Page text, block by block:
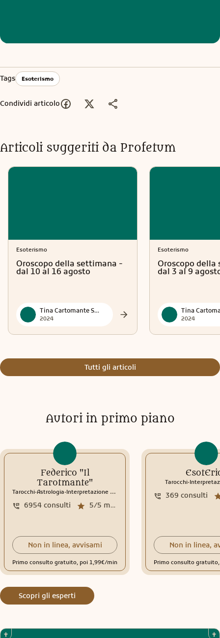
Tags Esoterismo
Condividi articolo
Articoli suggeriti da Profetum
Esoterismo
Oroscopo della settimana -
dal 10 al 16 agosto
Tina Cartomante Sensitiva
2024
Esoterismo
Oroscopo
dal 3 al 9
2024
Tutti gli articoli
Autori in primo piano
Federico "Il
Tarotmante"
Tarocchi.Astrologia.Interpretazione sogni
5/5 media recensioni
6954 consulti
Non in linea, avvisami
Primo consulto gratuito, poi 1,99€/min
Tarocchi.
369 consulti
Non in linea,
Primo consulto
Scopri gli esperti